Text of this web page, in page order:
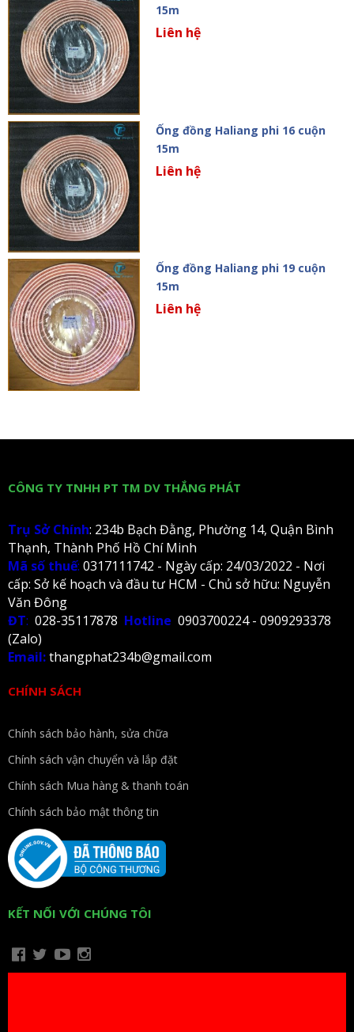
15m
Liên hệ
Ống đồng Haliang phi 16 cuộn
15m
Liên hệ
Ống đồng Haliang phi 19 cuộn
15m
Liên hệ
CÔNG TY TNHH PT TM DV THẮNG PHÁT
Trụ Sở Chính: 234b Bạch Đằng, Phường 14, Quận Bình
Thạnh, Thành Phố Hồ Chí Minh
Mã số thuế: 0317111742 - Ngày cấp: 24/03/2022 - Nơi
cấp: Sở kế hoạch và đầu tư HCM - Chủ sở hữu: Nguyễn
Văn Đông
ĐT: 028-35117878 Hotline 0903700224 - 0909293378
(Zalo)
Email:thangphat234b@gmail.com
CHÍNH SÁCH
Chính sách bảo hành, sửa chữa
Chính sách vận chuyển và lắp đặt
Chính sách Mua hàng & thanh toán
Chính sách bảo mật thông tin
KẾT NỐI VỚI CHÚNG TÔI